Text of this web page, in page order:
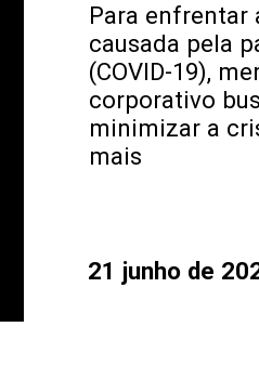
Para enfrentar
causada pela
(COVID-19),
corporativo
minimizar a
mais
21 junho de